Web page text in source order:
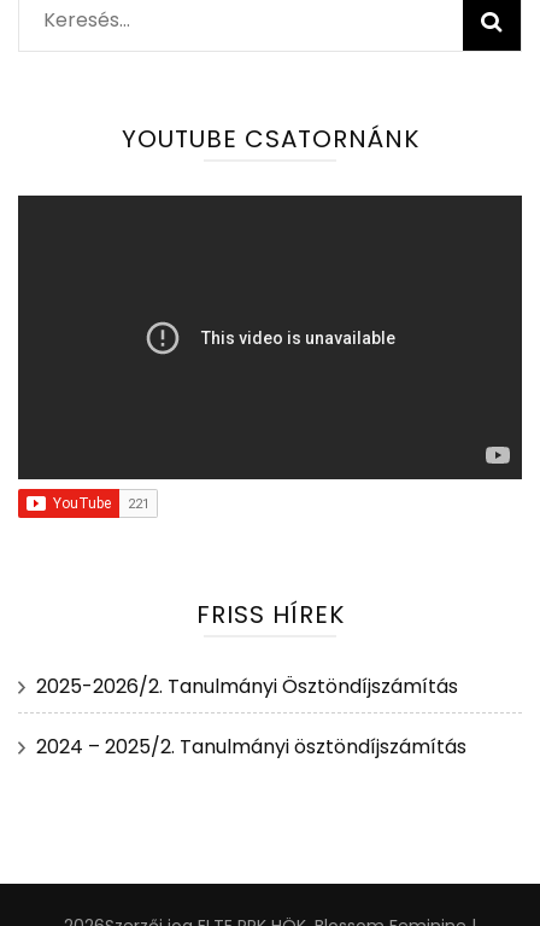
Keresés:
YOUTUBE CSATORNÁNK
FRISS HÍREK
2025-2026/2. Tanulmányi Ösztöndíjszámítás
2024 – 2025/2. Tanulmányi ösztöndíjszámítás